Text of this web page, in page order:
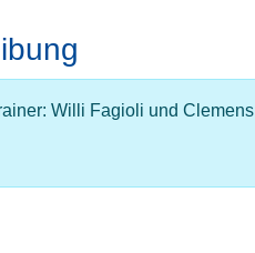
Willi Fagioli und Clemens